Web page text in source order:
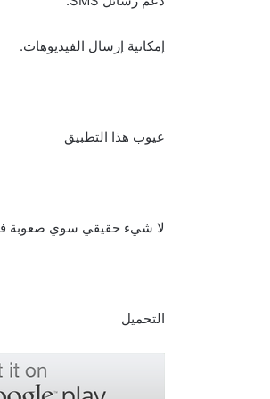
إمكانية إرسال الفيديوهات.
عيوب هذا التطبيق
لا شيء حقيقي سوي صعوبة في
التحميل